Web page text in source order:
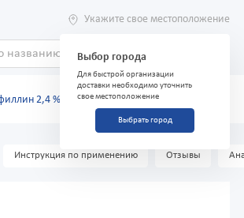
Укажите свое местоположение
Выбор города
Для быстрой организации
доставки необходимо уточнить
свое местоположение
Выбрать город
2,4 % раствор 5 мл №10
Инструкция по применению Отзывы